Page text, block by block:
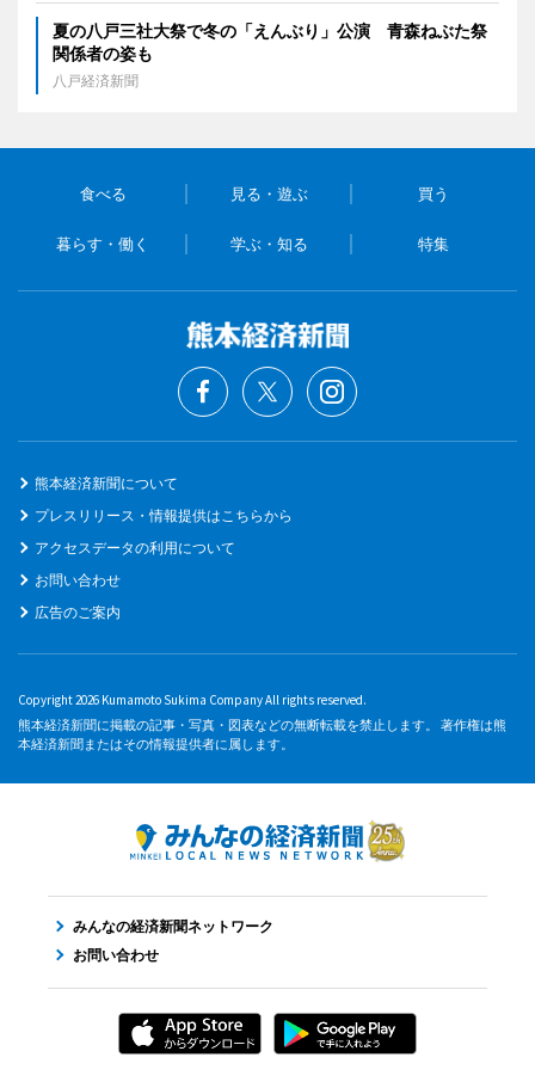
夏の八戸三社大祭で冬の「えんぶり」公演 青森ねぶた祭
関係者の姿も
八戸経済新聞
食べる 見る・遊ぶ 買う
暮らす・働く 学ぶ・知る 特集
熊本経済新聞について
プレスリリース・情報提供はこちらから
アクセスデータの利用について
お問い合わせ
広告のご案内
Copyright 2026 Kumamoto Sukima Company All rights reserved.
熊本経済新聞に掲載の記事・写真・図表などの無断転載を禁止します。 著作権は熊
本経済新聞またはその情報提供者に属します。
みんなの経済新聞ネットワーク
お問い合わせ